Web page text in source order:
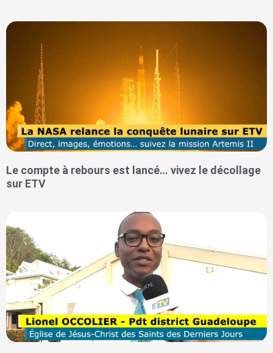
Le compte à rebours est lancé… vivez le décollage
sur ETV